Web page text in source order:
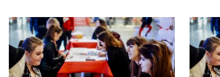
Ta sekcja zawiera treści przewijane w poziomie. Użyj